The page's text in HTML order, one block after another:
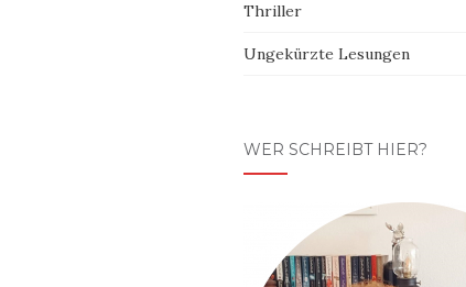
Thriller
Ungekürzte Lesungen
WER SCHREIBT HIER?